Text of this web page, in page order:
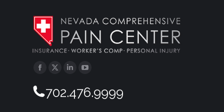
Facebook
Twitter
702.476.9999